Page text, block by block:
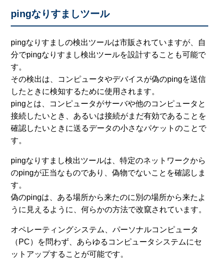
pingなりすましツール
pingなりすましの検出ツールは市販されていますが、自
分でpingなりすまし検出ツールを設計することも可能で
す。
その検出は、コンピュータやデバイスが偽のpingを送信
したときに検知するために使用されます。
pingとは、コンピュータがサーバや他のコンピュータと
接続したいとき、あるいは接続がまだ有効であることを
確認したいときに送るデータの小さなパケットのことで
す。
pingなりすまし検出ツールは、特定のネットワークから
のpingが正当なものであり、偽物でないことを確認しま
す。
偽のpingは、ある場所から来たのに別の場所から来たよ
うに見えるように、何らかの方法で改竄されています。
オペレーティングシステム、パーソナルコンピュータ
（PC）を問わず、あらゆるコンピュータシステムにセ
ットアップすることが可能です。